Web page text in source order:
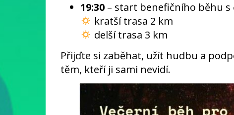
19:30 – start benefičního běhu s
kratší trasa 2 km
delší trasa 3 km
Přijďte si zaběhat, užít hudbu a
těm, kteří ji sami nevidí.